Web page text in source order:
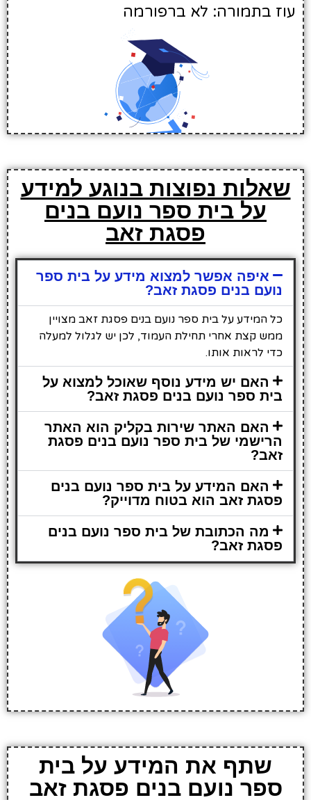
עוז בתמורה: לא ברפורמה
שאלות נפוצות בנוגע למידע
על בית ספר נועם בנים
פסגת זאב
איפה אפשר למצוא מידע על בית ספר
נועם בנים פסגת זאב?
כל המידע על בית ספר נועם בנים פסגת זאב מצויין
ממש קצת אחרי תחילת העמוד, לכן יש לגלול למעלה
כדי לראות אותו.
האם יש מידע נוסף שאוכל למצוא על
בית ספר נועם בנים פסגת זאב?
האם האתר שירות בקליק הוא האתר
הרישמי של בית ספר נועם בנים פסגת
זאב?
האם המידע על בית ספר נועם בנים
פסגת זאב הוא בטוח מדוייק?
מה הכתובת של בית ספר נועם בנים
פסגת זאב?
שתף את המידע על בית
ספר נועם בנים פסגת זאב